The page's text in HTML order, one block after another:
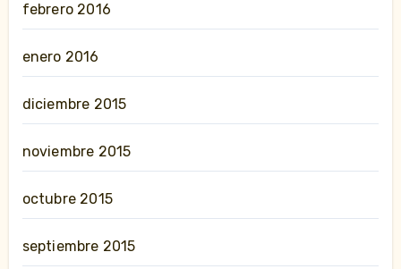
febrero 2016
enero 2016
diciembre 2015
noviembre 2015
octubre 2015
septiembre 2015